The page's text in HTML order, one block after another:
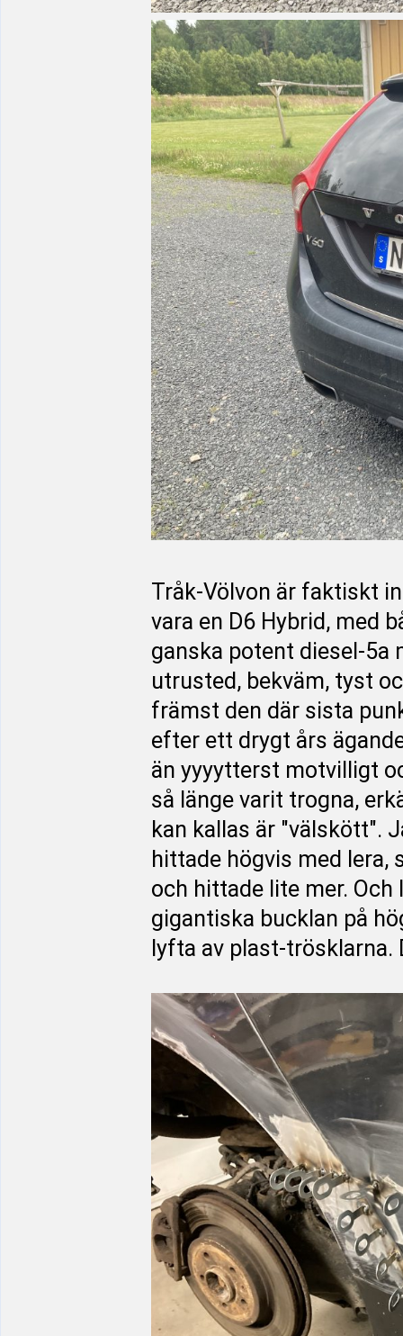
Tråk-Völvon är faktiskt
vara en D6 Hybrid, med
ganska potent diesel-5a
utrusted, bekväm, tyst
främst den där sista
efter ett drygt års
än yyyytterst motvilligt
så länge varit trogna,
kan kallas är "välskött".
hittade högvis med lera,
och hittade lite mer. Och
gigantiska bucklan på
lyfta av plast-trösklarna.